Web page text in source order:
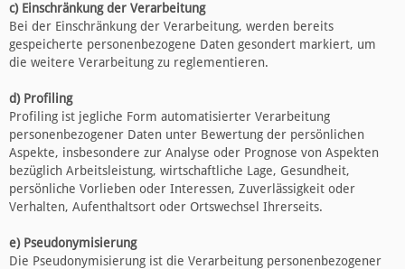
c) Einschränkung der Verarbeitung
Bei der Einschränkung der Verarbeitung, werden bereits
gespeicherte personenbezogene Daten gesondert markiert, um
die weitere Verarbeitung zu reglementieren.
d) Profiling
Profiling ist jegliche Form automatisierter Verarbeitung
personenbezogener Daten unter Bewertung der persönlichen
Aspekte, insbesondere zur Analyse oder Prognose von Aspekten
bezüglich Arbeitsleistung, wirtschaftliche Lage, Gesundheit,
persönliche Vorlieben oder Interessen, Zuverlässigkeit oder
Verhalten, Aufenthaltsort oder Ortswechsel Ihrerseits.
e) Pseudonymisierung
Die Pseudonymisierung ist die Verarbeitung personenbezogener